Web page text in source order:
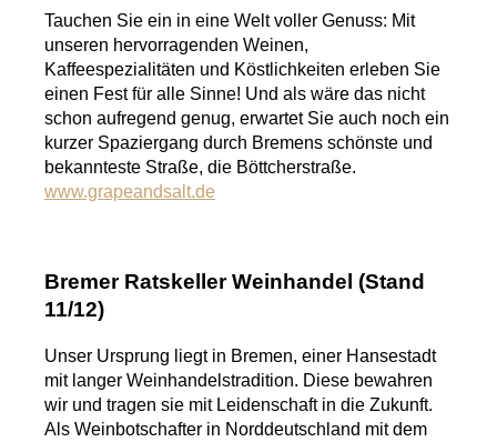
Tauchen Sie ein in eine Welt voller Genuss: Mit
unseren hervorragenden Weinen,
Kaffeespezialitäten und Köstlichkeiten erleben Sie
einen Fest für alle Sinne! Und als wäre das nicht
schon aufregend genug, erwartet Sie auch noch ein
kurzer Spaziergang durch Bremens schönste und
bekannteste Straße, die Böttcherstraße.
www.grapeandsalt.de
Bremer Ratskeller Weinhandel (Stand
11/12)
Unser Ursprung liegt in Bremen, einer Hansestadt
mit langer Weinhandelstradition. Diese bewahren
wir und tragen sie mit Leidenschaft in die Zukunft.
Als Weinbotschafter in Norddeutschland mit dem